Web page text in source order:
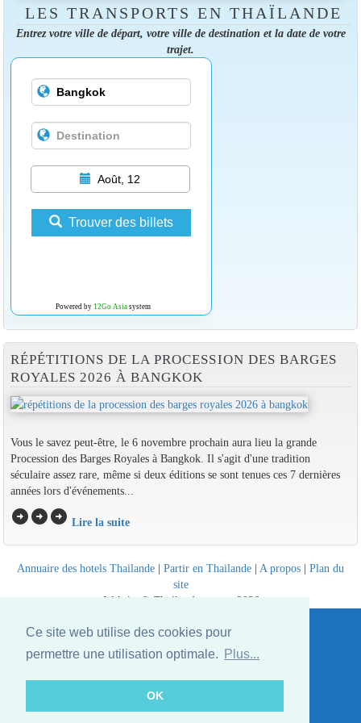
Ce site web utilise des cookies pour
permettre une utilisation optimale.
Plus...
OK
LES TRANSPORTS EN THAÏLANDE
Entrez votre ville de départ, votre ville de destination et la date de votre
trajet.
Août, 12
Trouver des billets
Powered by 12Go Asiasystem
RÉPÉTITIONS DE LA PROCESSION DES BARGES
ROYALES 2026 À BANGKOK
Vous le savez peut-être, le 6 novembre prochain aura lieu la grande
Procession des Barges Royales à Bangkok. Il s'agit d'une tradition
séculaire assez rare, même si deux éditions se sont tenues ces 7 dernières
années lors d'événements...
arrow_circle_rightarrow_circle_rightarrow_circle_right Lire la suite
Annuaire des hotels Thailande | Partir en Thailande | A propos | Plan du
site
Website © Thailandee.com - 2026